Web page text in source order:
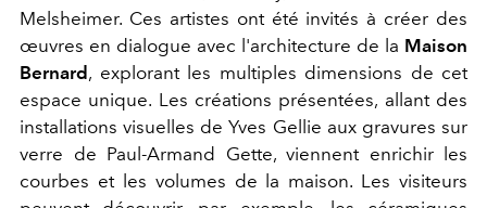
Melsheimer. Ces artistes ont été invités à créer des
œuvres en dialogue avec l'architecture de la Maison
Bernard , explorant les multiples dimensions de cet
espace unique. Les créations présentées, allant des
installations visuelles de Yves Gellie aux gravures sur
verre de Paul-Armand Gette, viennent enrichir les
courbes et les volumes de la maison. Les visiteurs